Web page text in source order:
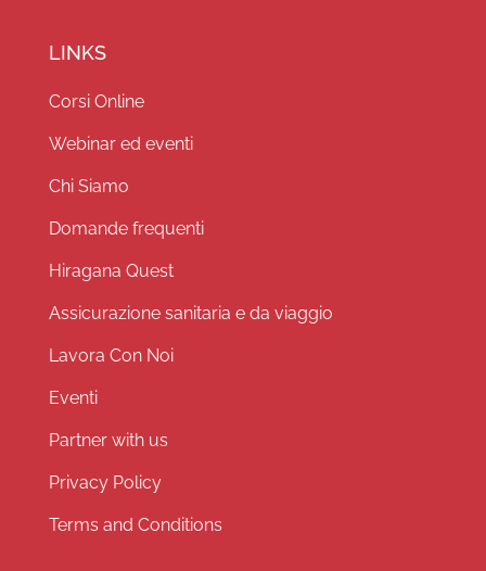
LINKS
Corsi Online
Webinar ed eventi
Chi Siamo
Domande frequenti
Hiragana Quest
Assicurazione sanitaria e da viaggio
Lavora Con Noi
Eventi
Partner with us
Privacy Policy
Terms and Conditions